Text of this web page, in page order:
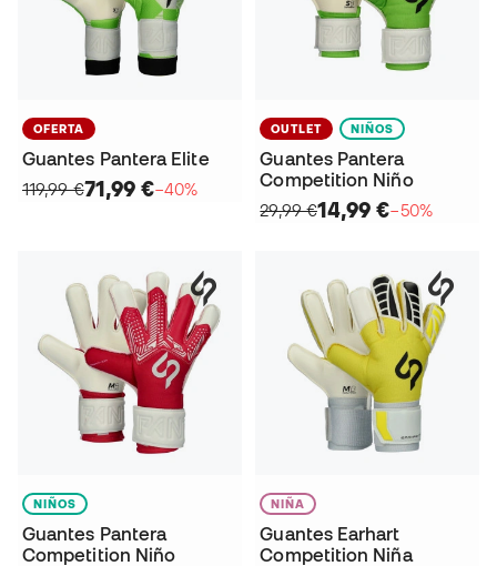
OFERTA
Guantes Pantera Elite
119,99 €71,99 €−40%
OUTLET NIÑOS
Guantes Pantera
Competition Niño
29,99 €14,99 €−50%
NIÑOS
Guantes Pantera
Competition Niño
NIÑA
Guantes Earhart
Competition Niña